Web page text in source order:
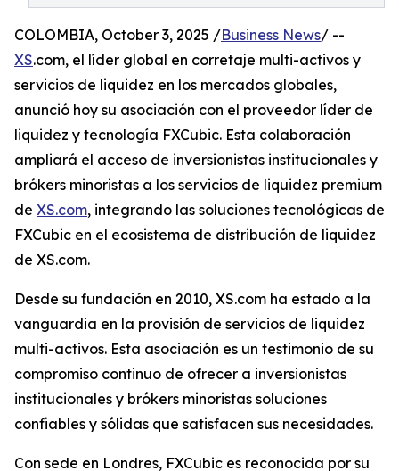
COLOMBIA, October 3, 2025 /Business News/ --
XS.com, el líder global en corretaje multi-activos y
servicios de liquidez en los mercados globales,
anunció hoy su asociación con el proveedor líder de
liquidez y tecnología FXCubic. Esta colaboración
ampliará el acceso de inversionistas institucionales y
brókers minoristas a los servicios de liquidez premium
de XS.com, integrando las soluciones tecnológicas de
FXCubic en el ecosistema de distribución de liquidez
de XS.com.
Desde su fundación en 2010, XS.com ha estado a la
vanguardia en la provisión de servicios de liquidez
multi-activos. Esta asociación es un testimonio de su
compromiso continuo de ofrecer a inversionistas
institucionales y brókers minoristas soluciones
confiables y sólidas que satisfacen sus necesidades.
Con sede en Londres, FXCubic es reconocida por su